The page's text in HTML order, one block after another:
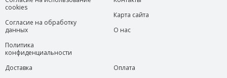
cookies
Согласие на обработку
данных
Политика
конфиденциальности
Карта сайта
О нас
Доставка
Оплата